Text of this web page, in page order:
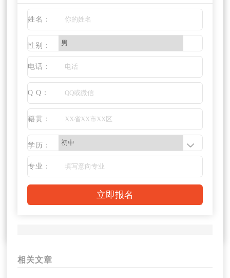
姓名：
性别：
电话：
Q Q：
籍贯：
学历：
专业：
相关文章